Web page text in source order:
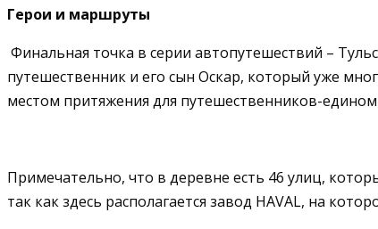
Герои и маршруты
Финальная точка в серии автопутешествий –
путешественник и его сын Оскар, который уже
местом притяжения для путешественников-
Примечательно, что в деревне есть 46 улиц,
так как здесь располагается завод HAVAL, на